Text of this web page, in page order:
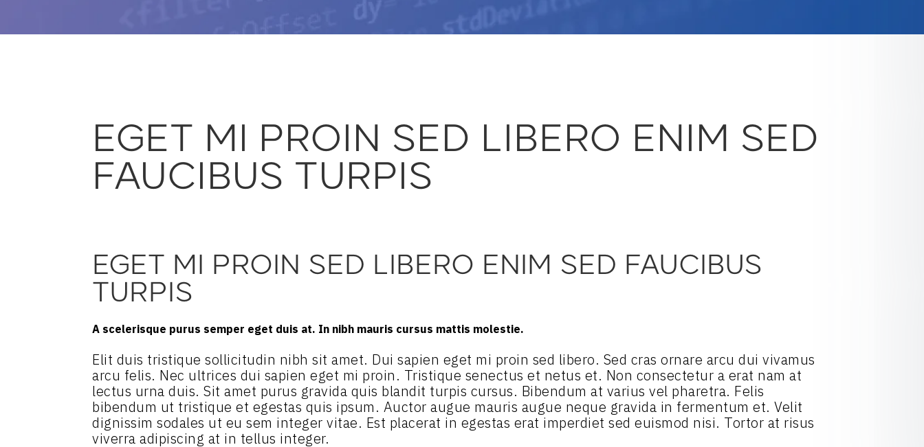
EGET MI PROIN SED LIBERO ENIM SED
FAUCIBUS TURPIS
EGET MI PROIN SED LIBERO ENIM SED FAUCIBUS
TURPIS
A scelerisque purus semper eget duis at. In nibh mauris cursus mattis molestie.
Elit duis tristique sollicitudin nibh sit amet. Dui sapien eget mi proin sed libero. Sed cras ornare arcu dui vivamus
arcu felis. Nec ultrices dui sapien eget mi proin. Tristique senectus et netus et. Non consectetur a erat nam at
lectus urna duis. Sit amet purus gravida quis blandit turpis cursus. Bibendum at varius vel pharetra. Felis
bibendum ut tristique et egestas quis ipsum. Auctor augue mauris augue neque gravida in fermentum et. Velit
dignissim sodales ut eu sem integer vitae. Est placerat in egestas erat imperdiet sed euismod nisi. Tortor at risus
viverra adipiscing at in tellus integer.